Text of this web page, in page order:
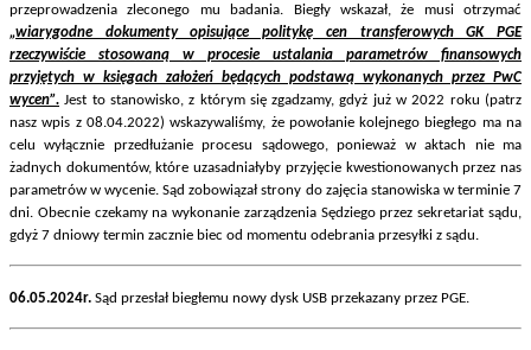
przeprowadzenia zleconego mu badania. Biegły wskazał, że musi otrzymać
„wiarygodne dokumenty opisujące politykę cen transferowych GK PGE
rzeczywiście stosowaną w procesie ustalania parametrów finansowych
przyjętych w księgach założeń będących podstawą wykonanych przez PwC
wycen”. Jest to stanowisko, z którym się zgadzamy, gdyż już w 2022 roku (patrz
nasz wpis z 08.04.2022) wskazywaliśmy, że powołanie kolejnego biegłego ma na
celu wyłącznie przedłużanie procesu sądowego, ponieważ w aktach nie ma
żadnych dokumentów, które uzasadniałyby przyjęcie kwestionowanych przez nas
parametrów w wycenie. Sąd zobowiązał strony do zajęcia stanowiska w terminie 7
dni. Obecnie czekamy na wykonanie zarządzenia Sędziego przez sekretariat sądu,
gdyż 7 dniowy termin zacznie biec od momentu odebrania przesyłki z sądu.
06.05.2024r. Sąd przesłał biegłemu nowy dysk USB przekazany przez PGE.